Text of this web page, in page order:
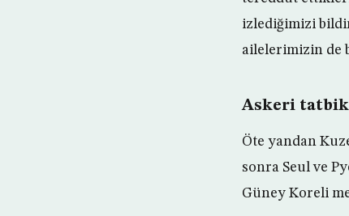
izlediğimizi
ailelerimizin de
Askeri
Öte yandan
sonra Seul ve
Güney Koreli